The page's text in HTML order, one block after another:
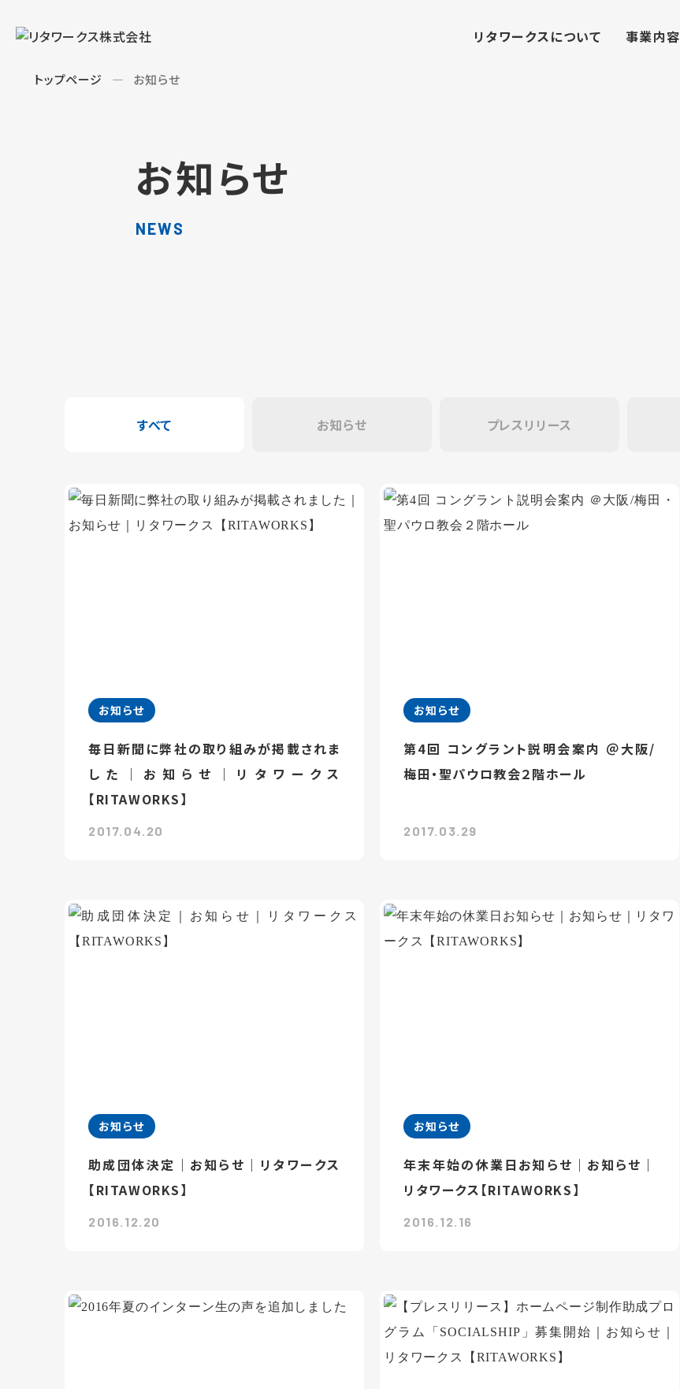
リタワークスについて 事業内容
トップページ お知らせ
お知らせ
NEWS
すべて お知らせ プレスリリース
お知らせ
毎日新聞に弊社の取り組みが掲載されま
した｜お知らせ｜リタワークス
【RITAWORKS】
2017.04.20
お知らせ
第4回 コングラント説明会案内 ＠大阪/
梅田・聖パウロ教会２階ホール
2017.03.29
お知らせ
助成団体決定｜お知らせ｜リタワークス
【RITAWORKS】
2016.12.20
お知らせ
年末年始の休業日お知らせ｜お知らせ｜
リタワークス【RITAWORKS】
2016.12.16